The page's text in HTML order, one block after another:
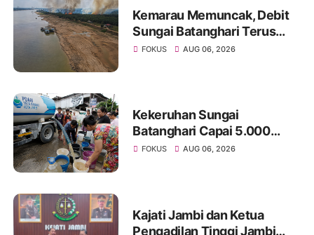
Kemarau Memuncak, Debit
Sungai Batanghari Terus
Menyusut, Jambi Hadapi
FOKUS AUG 06, 2026
Kekeruhan Sungai
Batanghari Capai 5.000
NTU, Distribusi Air PDAM
FOKUS AUG 06, 2026
Kajati Jambi dan Ketua
Pengadilan Tinggi Jambi